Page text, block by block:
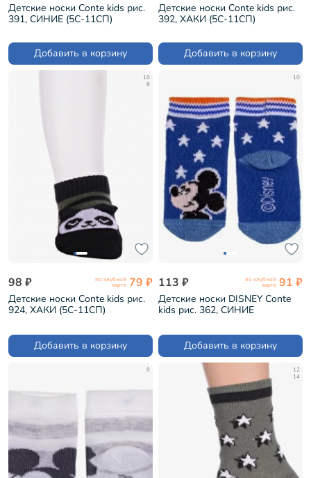
Детские носки Conte kids рис.
391, СИНИЕ (5С-11СП)
Добавить в корзину
Детские носки Conte kids рис.
392, ХАКИ (5С-11СП)
Добавить в корзину
10
8
98 ₽ по клубной
карте 79 ₽
Детские носки Conte kids рис.
924, ХАКИ (5С-11СП)
Добавить в корзину
10
113 ₽ по клубной
карте 91 ₽
Детские носки DISNEY Conte
kids рис. 362, СИНИЕ
Добавить в корзину
8
12
14